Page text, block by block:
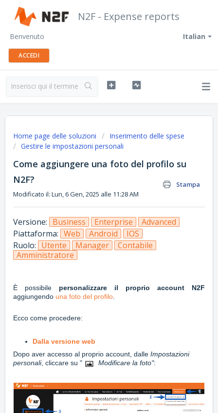
N2F - Expense reports
Italian
Benvenuto
ACCEDI
Home page delle soluzioni
Inserimento delle spese
Gestire le impostazioni personali
Come aggiungere una foto del profilo su
N2F?
Stampa
Modificato il: Lun, 6 Gen, 2025 alle 11:28 AM
Versione: Business Enterprise
Advanced
Piattaforma: Web Android
IOS
Ruolo: Utente Manager
Contabile
Amministratore
È possibile personalizzare il proprio account N2F
aggiungendo una foto del profilo.
Ecco come procedere:
Dalla versione web
Dopo aver accesso al proprio account, dalle Impostazioni
personali, cliccare su " Modificare la foto":